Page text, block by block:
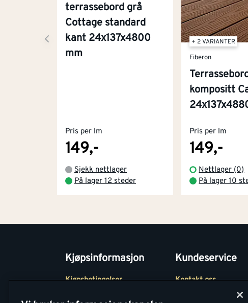
terrassebord grå
Cottage standard
kant 24x137x4800
mm
Pris per lm
149,-
Sjekk nettlager
På lager 12 steder
+ 2 VARIANTER
Fiberon
kompositt
Pris per lm
149,-
Nettlager (0)
På lager 10
Kjøpsinformasjon
Kjøpsbetingelser
Betaling
Kundeservice
Kontakt oss